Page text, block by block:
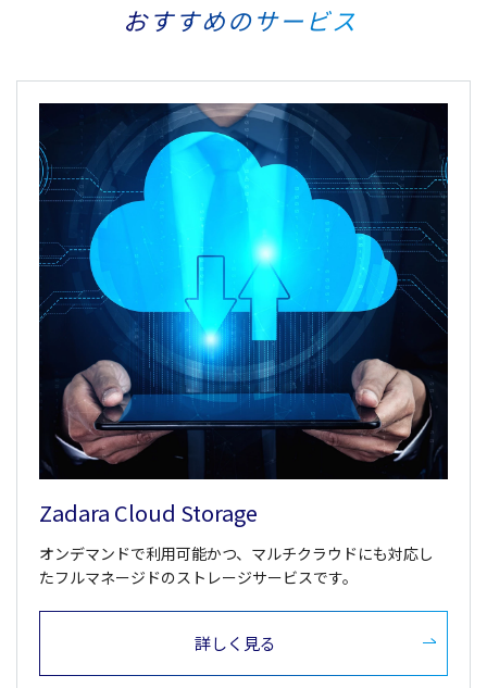
おすすめのサービス
Zadara Cloud Storage
オンデマンドで利用可能かつ、マルチクラウドにも対応し
たフルマネージドのストレージサービスです。
詳しく見る